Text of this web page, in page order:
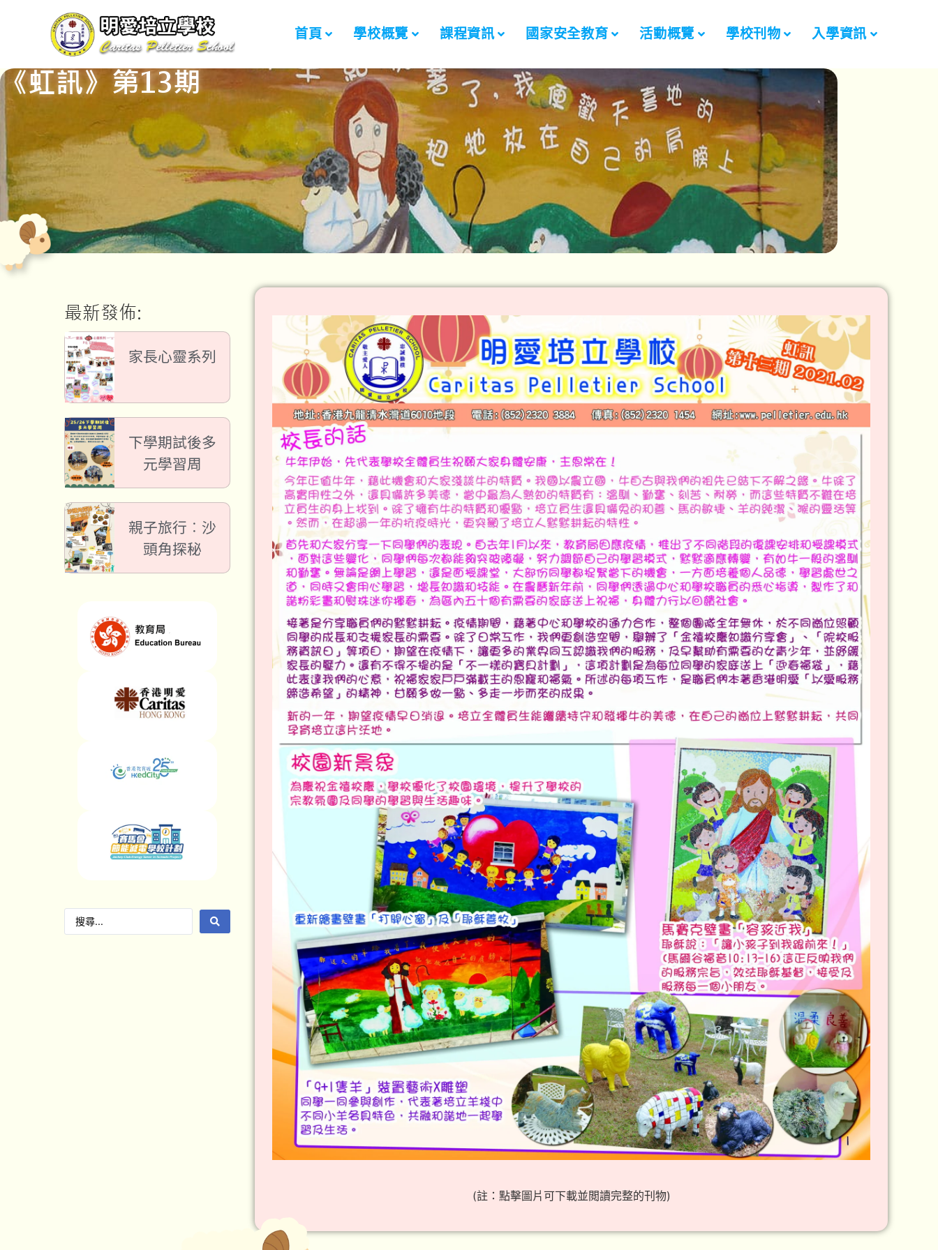
首頁 學校概覽 課程資訊 國家安全教育 活動概覽 學校刊物 入學資訊
《虹訊》第13期
最新發佈:
家長心靈系列
下學期試後多
元學習周
親子旅行︰沙
頭角探秘
(註：點擊圖片可下載並閲讀完整的刊物)